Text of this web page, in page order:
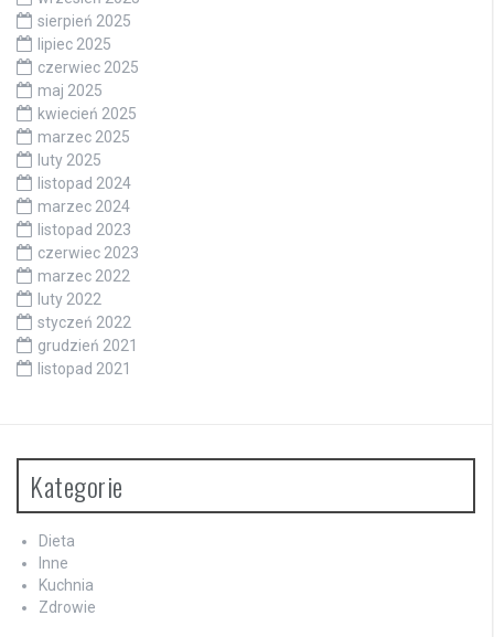
sierpień 2025
lipiec 2025
czerwiec 2025
maj 2025
kwiecień 2025
marzec 2025
luty 2025
listopad 2024
marzec 2024
listopad 2023
czerwiec 2023
marzec 2022
luty 2022
styczeń 2022
grudzień 2021
listopad 2021
Kategorie
Dieta
Inne
Kuchnia
Zdrowie